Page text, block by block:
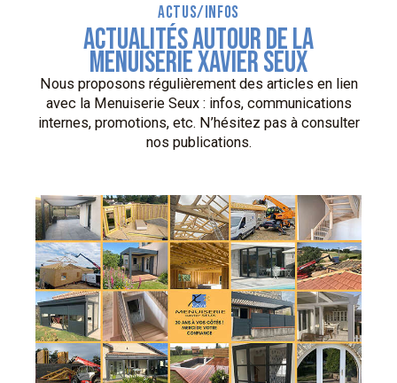
ACTUS/INFOS
ACTUALITÉS AUTOUR DE LA
MENUISERIE XAVIER SEUX
Nous proposons régulièrement des articles en lien
avec la Menuiserie Seux : infos, communications
internes, promotions, etc. N’hésitez pas à consulter
nos publications.